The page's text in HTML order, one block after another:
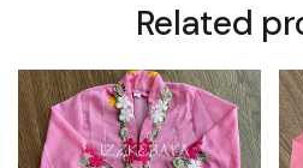
Related